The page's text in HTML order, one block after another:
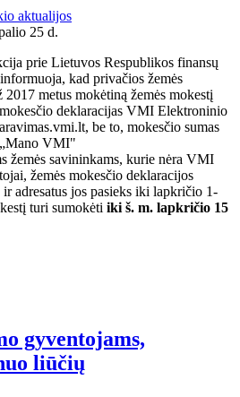
aktualijos
25 d.
prie Lietuvos Respublikos finansų
kad privačios žemės
metus mokėtiną žemės mokestį
deklaracijas VMI Elektroninio
be to, mokesčio sumas
„Mano VMI"
žemės savininkams, kurie nėra VMI
žemės mokesčio deklaracijos
adresatus jos pasieks iki lapkričio 1-
turi sumokėti iki š. m. lapkričio 15
gyventojams,
liūčių